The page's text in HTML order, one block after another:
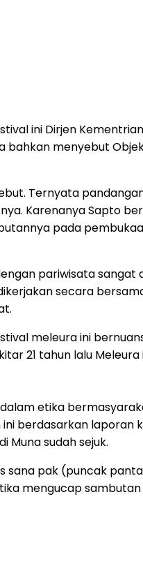
ini Dirjen
bahkan menyebut
Ternyata
Karenanya Sapto
pada
pariwisata sangat
secara
meleura ini
21 tahun lalu
etika
berdasarkan laporan
sudah sejuk.
sana pak (puncak
mengucap